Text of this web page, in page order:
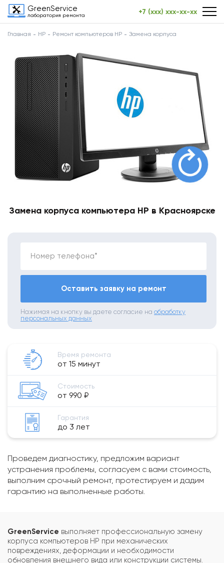
GreenService
лаборатория ремонта +7 (xxx) xxx-xx-xx
Главная HP Ремонт компьютеров HP Замена корпуса
Замена корпуса компьютера HP в Красноярске
Номер телефона*
Оставить заявку на ремонт
Нажимая на кнопку вы даете согласие на обработку
персональных данных
Время ремонта
от 15 минут
Стоимость
от 990 ₽
Гарантия
до 3 лет
Проведем диагностику, предложим вариант
устранения проблемы, согласуем с вами стоимость,
выполним срочный ремонт, протестируем и дадим
гарантию на выполненные работы.
GreenService выполняет профессиональную замену
корпуса компьютеров HP при механических
повреждениях, деформации и необходимости
обновления внешнего вида или конструкции системы.